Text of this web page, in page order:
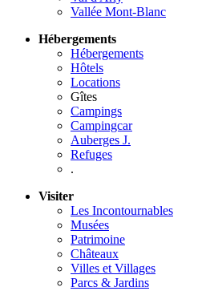
Vallée Mont-Blanc
Hébergements
Hébergements
Hôtels
Locations
Gîtes
Campings
Campingcar
Auberges J.
Refuges
.
Visiter
Les Incontournables
Musées
Patrimoine
Châteaux
Villes et Villages
Parcs & Jardins